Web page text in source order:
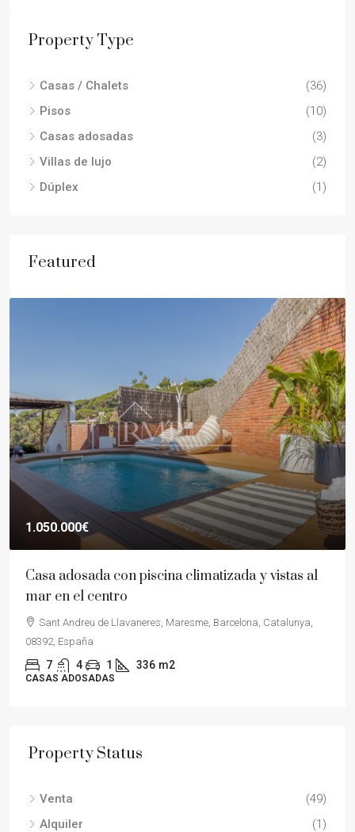
Property Type
Casas / Chalets
(36)
Pisos
(10)
Casas adosadas
(3)
Villas de lujo
(2)
Dúplex
(1)
Featured
1.050.000€
Casa adosada con piscina climatizada y vistas al
mar en el centro
Sant Andreu de Llavaneres, Maresme, Barcelona, Catalunya,
08392, España
7 4 1 336 m2
CASAS ADOSADAS
Property Status
Venta
(49)
Alquiler
(1)